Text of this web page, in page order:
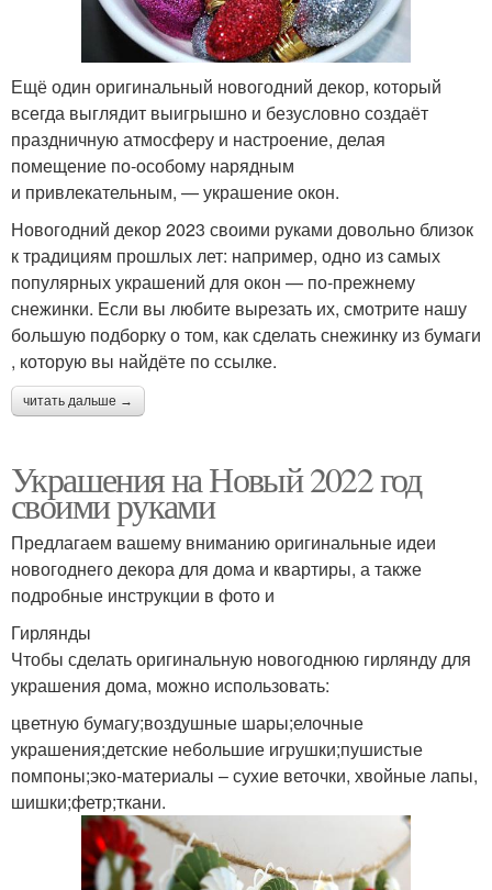
Ещё один оригинальный новогодний декор, который
всегда выглядит выигрышно и безусловно создаёт
праздничную атмосферу и настроение, делая
помещение по‑особому нарядным
и привлекательным, — украшение окон.
Новогодний декор 2023 своими руками довольно близок
к традициям прошлых лет: например, одно из самых
популярных украшений для окон — по‑прежнему
снежинки. Если вы любите вырезать их, смотрите нашу
большую подборку о том, как сделать снежинку из бумаги
, которую вы найдёте по ссылке.
читать дальше →
Украшения на Новый 2022 год
своими руками
Предлагаем вашему вниманию оригинальные идеи
новогоднего декора для дома и квартиры, а также
подробные инструкции в фото и
Гирлянды
Чтобы сделать оригинальную новогоднюю гирлянду для
украшения дома, можно использовать:
цветную бумагу;воздушные шары;елочные
украшения;детские небольшие игрушки;пушистые
помпоны;эко-материалы – сухие веточки, хвойные лапы,
шишки;фетр;ткани.